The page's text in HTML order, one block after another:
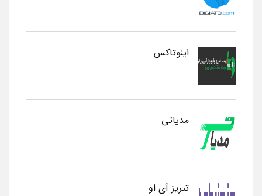
اینوتاکس
مدیاتی
تبریز آی او